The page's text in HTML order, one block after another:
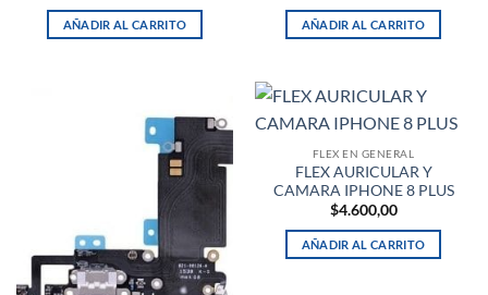
AÑADIR AL CARRITO AÑADIR AL CARRITO
FLEX EN GENERAL
FLEX AURICULAR Y
CAMARA IPHONE 8 PLUS
$4.600,00
AÑADIR AL CARRITO